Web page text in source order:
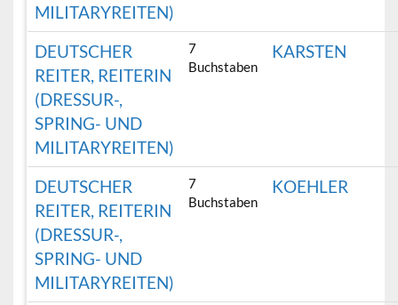
MILITARYREITEN)
DEUTSCHER
REITER, REITERIN
(DRESSUR-,
SPRING- UND
MILITARYREITEN)
7
Buchstaben
KARSTEN
DEUTSCHER
REITER, REITERIN
(DRESSUR-,
SPRING- UND
MILITARYREITEN)
7
Buchstaben
KOEHLER